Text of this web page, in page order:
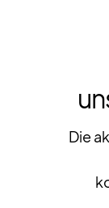
Die